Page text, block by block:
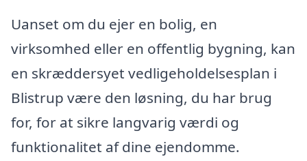
Uanset om du ejer en bolig, en
virksomhed eller en offentlig bygning, kan
en skræddersyet vedligeholdelsesplan i
Blistrup være den løsning, du har brug
for, for at sikre langvarig værdi og
funktionalitet af dine ejendomme.